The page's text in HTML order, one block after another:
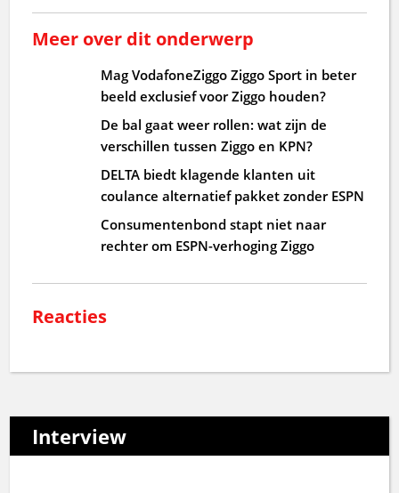
Meer over dit onderwerp
Mag VodafoneZiggo Ziggo Sport in beter
beeld exclusief voor Ziggo houden?
De bal gaat weer rollen: wat zijn de
verschillen tussen Ziggo en KPN?
DELTA biedt klagende klanten uit
coulance alternatief pakket zonder ESPN
Consumentenbond stapt niet naar
rechter om ESPN-verhoging Ziggo
Reacties
Interview